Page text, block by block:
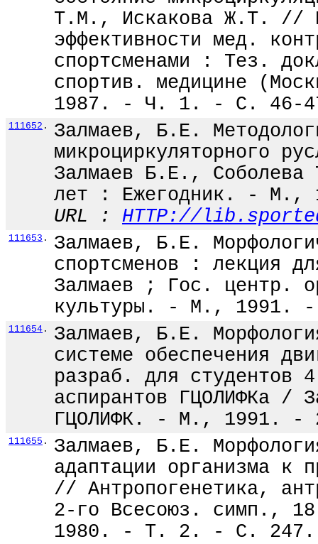
Т.М., Искакова Ж.Т. //
эффективности мед.
спортсменами : Тез.
спортив. медицине
1987. - Ч. 1. - С. 46-
111652 .
Залмаев, Б.Е.
микроциркуляторного
Залмаев Б.Е.,
лет : Ежегодник. - М.,
URL : HTTP://
111653 .
Залмаев, Б.Е.
спортсменов : лекция
Залмаев ; Гос. центр.
культуры. - М., 1991.
111654 .
Залмаев, Б.Е.
системе обеспечения
разраб. для студентов
аспирантов ГЦОЛИФКа /
ГЦОЛИФК. - М., 1991. -
111655 .
Залмаев, Б.Е.
адаптации организма к
// Антропогенетика,
2-го Всесоюз. симп.,
1980. - Т. 2. - С. 247.